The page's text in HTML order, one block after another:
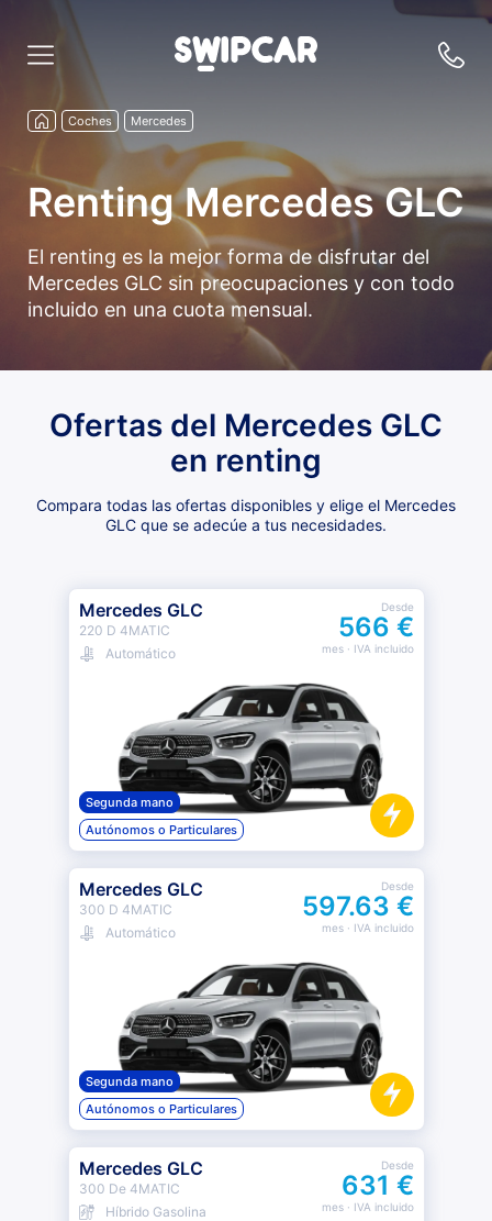
Coches Mercedes
Renting Mercedes GLC
El renting es la mejor forma de disfrutar del
Mercedes GLC sin preocupaciones y con todo
incluido en una cuota mensual.
Ofertas del Mercedes GLC
en renting
Compara todas las ofertas disponibles y elige el Mercedes
GLC que se adecúe a tus necesidades.
Mercedes GLC
220 D 4MATIC
Automático
Desde
566 €
mes· IVA incluido
Segunda mano
Autónomos o Particulares
Mercedes GLC
300 D 4MATIC
Automático
Desde
597.63 €
mes· IVA incluido
Segunda mano
Autónomos o Particulares
Mercedes GLC
300 De 4MATIC
Híbrido Gasolina
Desde
631 €
mes· IVA incluido